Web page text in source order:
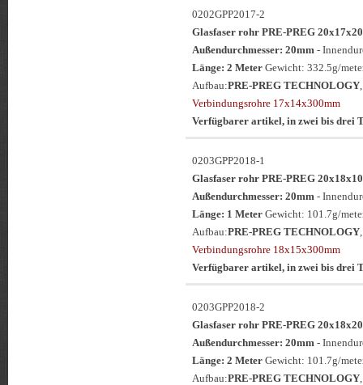
0202GPP2017-2
Glasfaser rohr PRE-PREG
Außendurchmesser: 20mm -
Länge: 2 Meter Gewicht: 332.5g/
Aufbau:PRE-PREG TECHNOLOGY
Verbindungsrohre 17x14x300mm
Verfügbarer artikel, in zwei bis drei
0203GPP2018-1
Glasfaser rohr PRE-PREG
Außendurchmesser: 20mm -
Länge: 1 Meter Gewicht: 101.7g/
Aufbau:PRE-PREG TECHNOLOGY
Verbindungsrohre 18x15x300mm
Verfügbarer artikel, in zwei bis drei
0203GPP2018-2
Glasfaser rohr PRE-PREG
Außendurchmesser: 20mm -
Länge: 2 Meter Gewicht: 101.7g/
Aufbau:PRE-PREG TECHNOLOGY